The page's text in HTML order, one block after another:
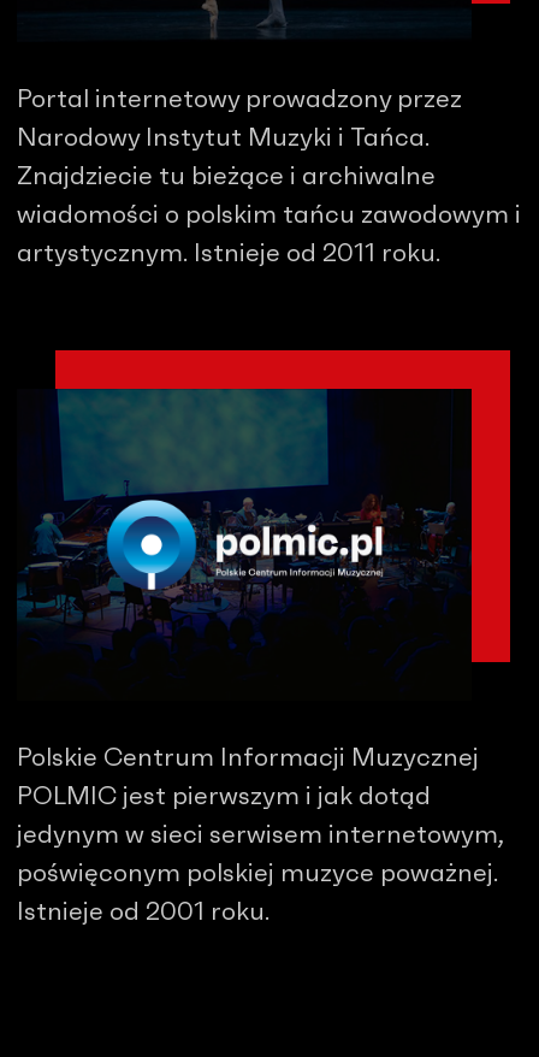
Portal internetowy prowadzony przez
Narodowy Instytut Muzyki i Tańca.
Znajdziecie tu bieżące i archiwalne
wiadomości o polskim tańcu zawodowym i
artystycznym. Istnieje od 2011 roku.
Polskie Centrum Informacji Muzycznej
POLMIC jest pierwszym i jak dotąd
jedynym w sieci serwisem internetowym,
poświęconym polskiej muzyce poważnej.
Istnieje od 2001 roku.